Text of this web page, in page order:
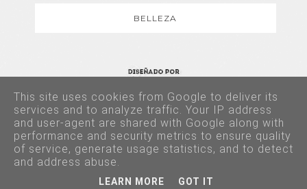
BELLEZA
Copyright © 2017 - Todos los derechos reservados
This site uses cookies from Google to deliver its
services and to analyze traffic. Your IP address
and user-agent are shared with Google along with
performance and security metrics to ensure quality
of service, generate usage statistics, and to detect
and address abuse.
LEARN MORE GOT IT